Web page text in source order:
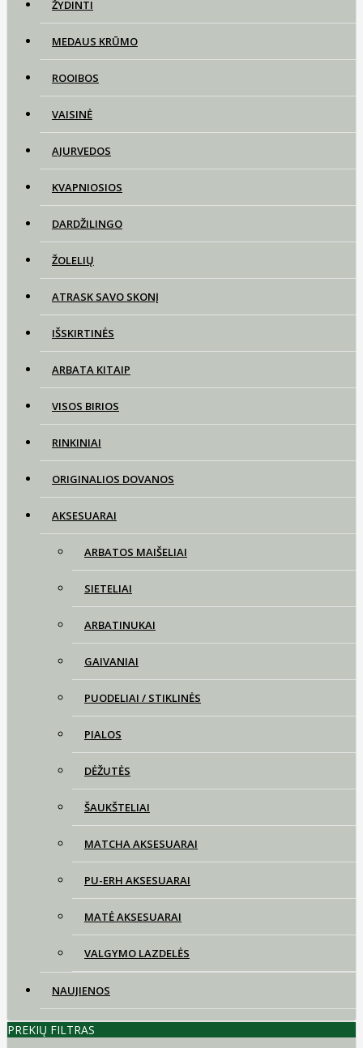
ŽYDINTI
MEDAUS KRŪMO
ROOIBOS
VAISINĖ
AJURVEDOS
KVAPNIOSIOS
DARDŽILINGO
ŽOLELIŲ
ATRASK SAVO SKONĮ
IŠSKIRTINĖS
ARBATA KITAIP
VISOS BIRIOS
RINKINIAI
ORIGINALIOS DOVANOS
AKSESUARAI
ARBATOS MAIŠELIAI
SIETELIAI
ARBATINUKAI
GAIVANIAI
PUODELIAI / STIKLINĖS
PIALOS
DĖŽUTĖS
ŠAUKŠTELIAI
MATCHA AKSESUARAI
PU-ERH AKSESUARAI
MATĖ AKSESUARAI
VALGYMO LAZDELĖS
NAUJIENOS
PREKIŲ FILTRAS